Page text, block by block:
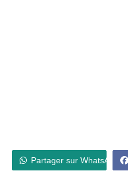
Partager sur WhatsApp